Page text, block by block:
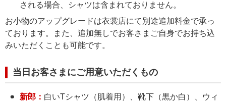
される場合、シャツは含まれておりません。
お小物のアップグレードは衣裳店にて別途追加料金で承っ
ております。また、追加無しでお客さまご自身でお持ち込
みいただくことも可能です。
当日お客さまにご用意いただくもの
新郎： 白いTシャツ（肌着用）、靴下（黒か白）、ウィ